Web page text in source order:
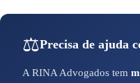
⚖️Precisa de ajuda
A RINA Advogados tem